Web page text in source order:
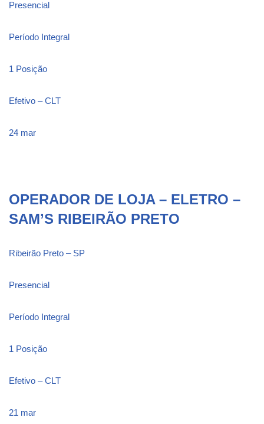
Presencial
Período Integral
1 Posição
Efetivo – CLT
24 mar
OPERADOR DE LOJA – ELETRO –
SAM’S RIBEIRÃO PRETO
Ribeirão Preto – SP
Presencial
Período Integral
1 Posição
Efetivo – CLT
21 mar